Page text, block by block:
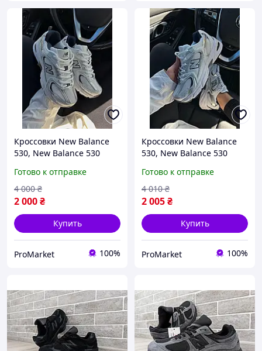
Кроссовки New Balance
530, New Balance 530
кроссовки New Balance
530
Готово к отправке
2 000₴
4 000 ₴
Купить
ProMarket 100%
Кроссовки New Balance
530, New Balance 530
кроссовки New Balance
530, женские
Готово к отправке
2 005₴
4 010 ₴
Купить
ProMarket 100%